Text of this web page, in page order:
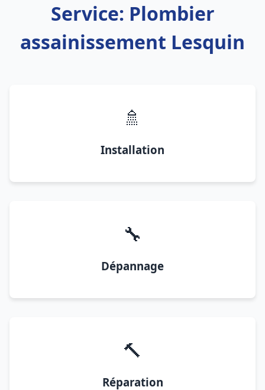
Service: Plombier
assainissement Lesquin
🚿
Installation
🔧
Dépannage
🔨
Réparation